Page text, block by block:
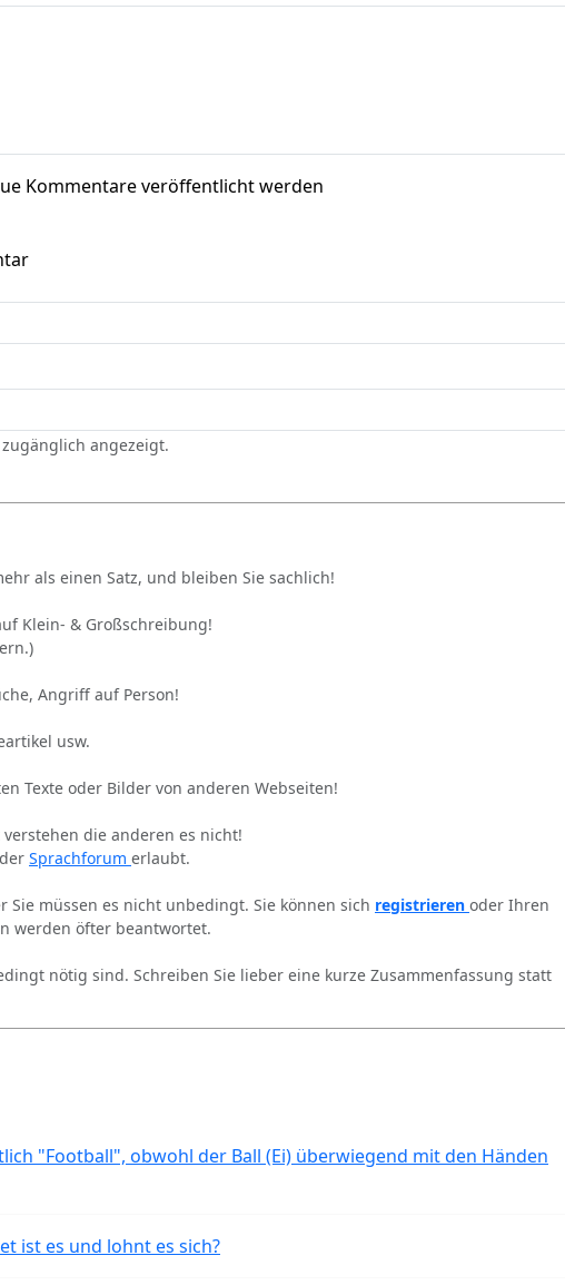
Kommentare veröffentlicht werden
angezeigt.
als einen Satz, und bleiben Sie sachlich!
Klein- & Großschreibung!
Angriff auf Person!
usw.
Texte oder Bilder von anderen Webseiten!
die anderen es nicht!
Sprachforum erlaubt.
Sie müssen es nicht unbedingt. Sie können sich registrieren oder Ihren
werden öfter beantwortet.
nötig sind. Schreiben Sie lieber eine kurze Zusammenfassung statt
"Football", obwohl der Ball (Ei) überwiegend mit den Händen
ist es und lohnt es sich?